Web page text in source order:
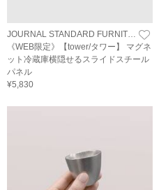
《WEB限定》【tower/タワー】 マグネ
ット冷蔵庫横隠せるスライドスチール
パネル
¥5,830